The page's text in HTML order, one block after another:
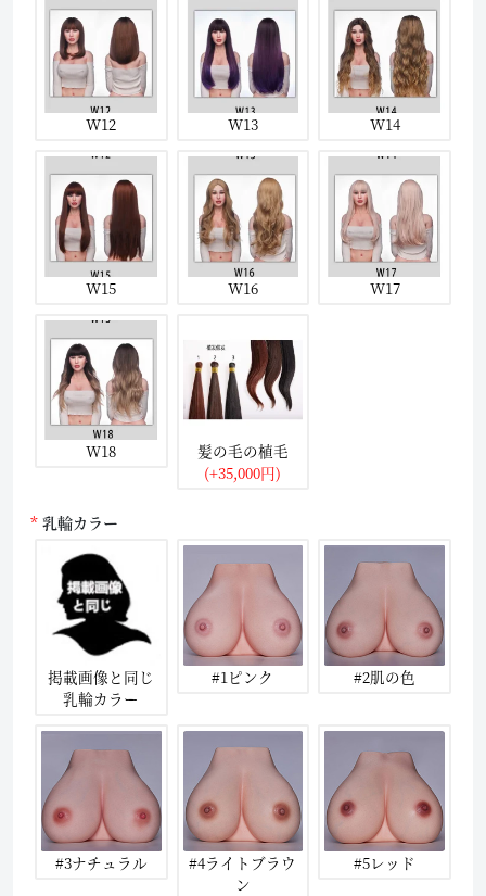
W12 W13 W14
W15 W16 W17
W18
髪の毛の植毛
(+35,000円)
乳輪カラー
掲載画像と同じ
乳輪カラー
#1ピンク #2肌の色
#3ナチュラル
#4ライトブラウ
ン
#5レッド